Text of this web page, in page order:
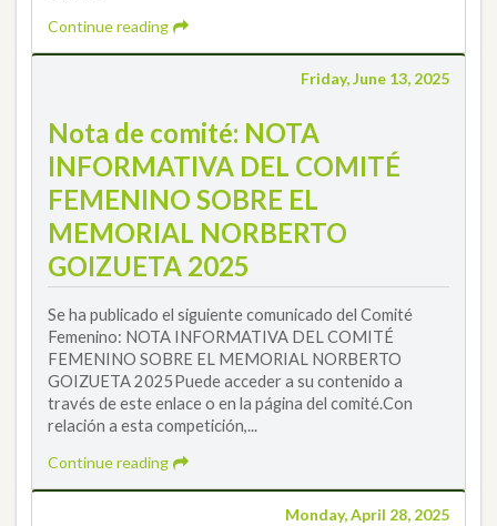
Continue reading
Friday, June 13, 2025
Nota de comité: NOTA
INFORMATIVA DEL COMITÉ
FEMENINO SOBRE EL
MEMORIAL NORBERTO
GOIZUETA 2025
Se ha publicado el siguiente comunicado del Comité
Femenino: NOTA INFORMATIVA DEL COMITÉ
FEMENINO SOBRE EL MEMORIAL NORBERTO
GOIZUETA 2025Puede acceder a su contenido a
través de este enlace o en la página del comité.Con
relación a esta competición,...
Continue reading
Monday, April 28, 2025